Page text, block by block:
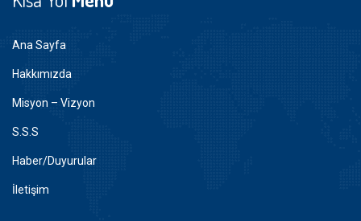
Ana Sayfa
Hakkımızda
Misyon – Vizyon
S.S.S
Haber/Duyurular
İletişim